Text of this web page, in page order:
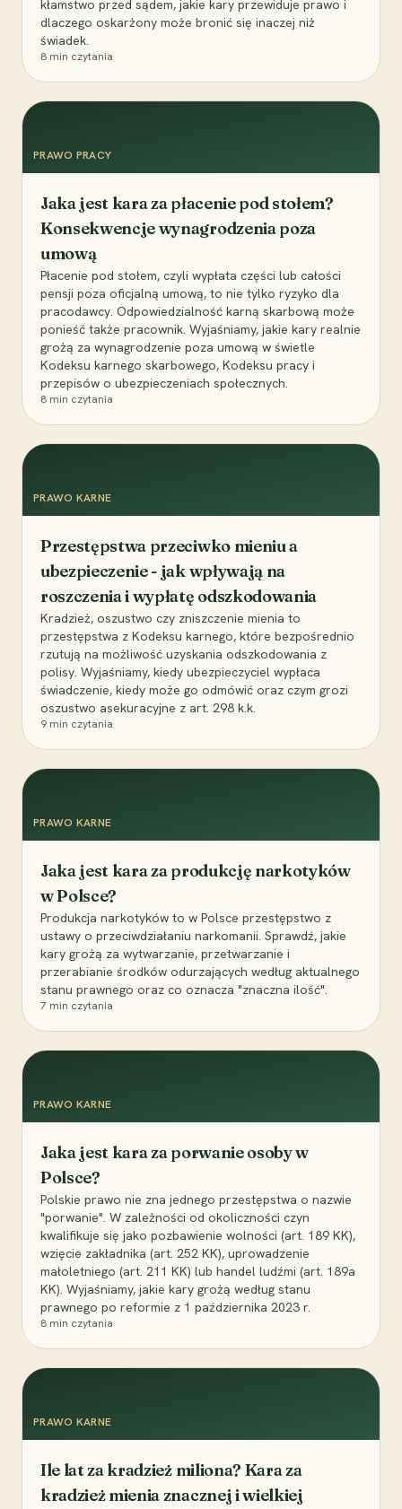
kłamstwo przed sądem, jakie kary przewiduje prawo i
dlaczego oskarżony może bronić się inaczej niż
świadek.
8 min czytania
PRAWO PRACY
Jaka jest kara za płacenie pod stołem?
Konsekwencje wynagrodzenia poza
umową
Płacenie pod stołem, czyli wypłata części lub całości
pensji poza oficjalną umową, to nie tylko ryzyko dla
pracodawcy. Odpowiedzialność karną skarbową może
ponieść także pracownik. Wyjaśniamy, jakie kary realnie
grożą za wynagrodzenie poza umową w świetle
Kodeksu karnego skarbowego, Kodeksu pracy i
przepisów o ubezpieczeniach społecznych.
8 min czytania
PRAWO KARNE
Przestępstwa przeciwko mieniu a
ubezpieczenie - jak wpływają na
roszczenia i wypłatę odszkodowania
Kradzież, oszustwo czy zniszczenie mienia to
przestępstwa z Kodeksu karnego, które bezpośrednio
rzutują na możliwość uzyskania odszkodowania z
polisy. Wyjaśniamy, kiedy ubezpieczyciel wypłaca
świadczenie, kiedy może go odmówić oraz czym grozi
oszustwo asekuracyjne z art. 298 k.k.
9 min czytania
PRAWO KARNE
Jaka jest kara za produkcję narkotyków
w Polsce?
Produkcja narkotyków to w Polsce przestępstwo z
ustawy o przeciwdziałaniu narkomanii. Sprawdź, jakie
kary grożą za wytwarzanie, przetwarzanie i
przerabianie środków odurzających według aktualnego
stanu prawnego oraz co oznacza "znaczna ilość".
7 min czytania
PRAWO KARNE
Jaka jest kara za porwanie osoby w
Polsce?
Polskie prawo nie zna jednego przestępstwa o nazwie
"porwanie". W zależności od okoliczności czyn
kwalifikuje się jako pozbawienie wolności (art. 189 KK),
wzięcie zakładnika (art. 252 KK), uprowadzenie
małoletniego (art. 211 KK) lub handel ludźmi (art. 189a
KK). Wyjaśniamy, jakie kary grożą według stanu
prawnego po reformie z 1 października 2023 r.
8 min czytania
PRAWO KARNE
Ile lat za kradzież miliona? Kara za
kradzież mienia znacznej i wielkiej